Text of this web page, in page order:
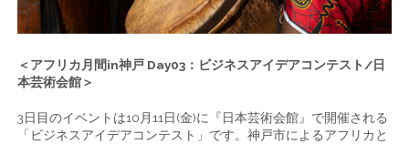
＜アフリカ月間in神戸 Day03：ビジネスアイデアコンテスト/日
本芸術会館＞
3日目のイベントは10月11日(金)に『日本芸術会館』で開催される
「ビジネスアイデアコンテスト」です。神戸市によるアフリカと